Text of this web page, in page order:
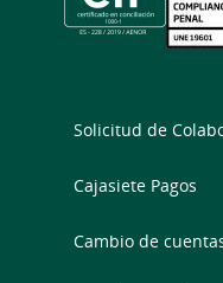
Solicitud de
Cajasiete Pagos
Cambio de